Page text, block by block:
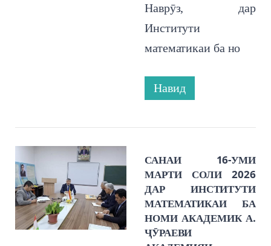
Наврӯз, дар
Институти
математикаи ба но
Навид
САНАИ 16-УМИ
МАРТИ СОЛИ 2026
ДАР ИНСТИТУТИ
МАТЕМАТИКАИ БА
НОМИ АКАДЕМИК А.
ҶӮРАЕВИ